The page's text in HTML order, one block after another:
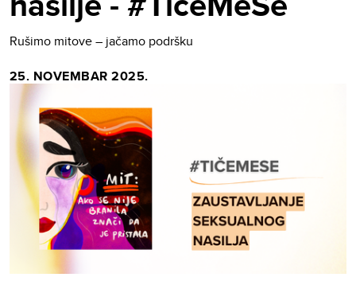
Rušimo mitove – jačamo podršku
25. NOVEMBAR 2025.